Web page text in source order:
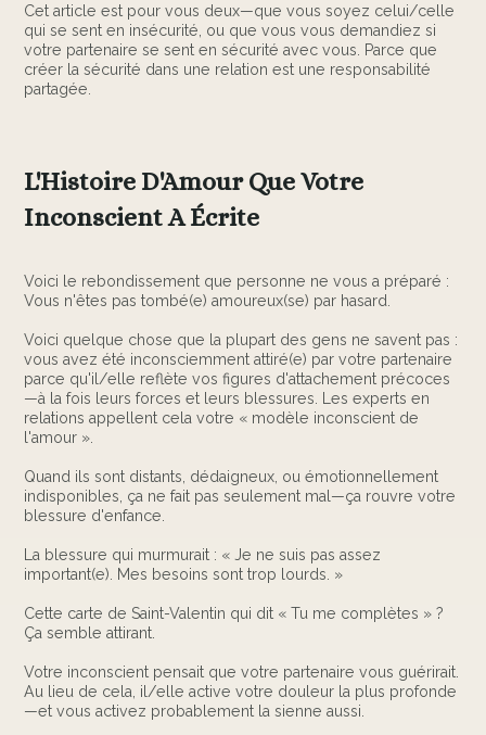
Cet article est pour vous deux—que vous soyez celui/celle
qui se sent en insécurité, ou que vous vous demandiez si
votre partenaire se sent en sécurité avec vous. Parce que
créer la sécurité dans une relation est une responsabilité
partagée.
L'Histoire D'Amour Que Votre
Inconscient A Écrite
Voici le rebondissement que personne ne vous a préparé :
Vous n'êtes pas tombé(e) amoureux(se) par hasard.
Voici quelque chose que la plupart des gens ne savent pas :
vous avez été inconsciemment attiré(e) par votre partenaire
parce qu'il/elle reflète vos figures d'attachement précoces
—à la fois leurs forces et leurs blessures. Les experts en
relations appellent cela votre « modèle inconscient de
l'amour ».
Quand ils sont distants, dédaigneux, ou émotionnellement
indisponibles, ça ne fait pas seulement mal—ça rouvre votre
blessure d'enfance.
La blessure qui murmurait : « Je ne suis pas assez
important(e). Mes besoins sont trop lourds. »
Cette carte de Saint-Valentin qui dit « Tu me complètes » ?
Ça semble attirant.
Votre inconscient pensait que votre partenaire vous guérirait.
Au lieu de cela, il/elle active votre douleur la plus profonde
—et vous activez probablement la sienne aussi.